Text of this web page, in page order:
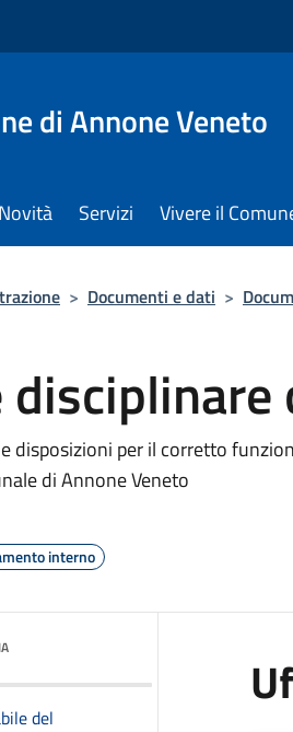
di Annone Veneto
Novità Servizi Vivere il
> Documenti e dati >
disciplinare
disposizioni per il corretto
di Annone Veneto
interno
del